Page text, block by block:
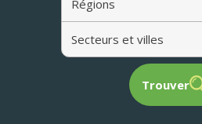
Régions
Secteurs et villes
Trouver